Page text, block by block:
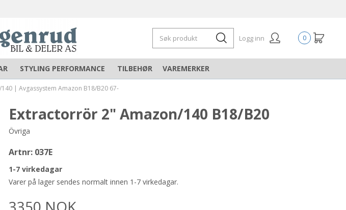
0
Logg inn
STYLING PERFORMANCE TILBEHØR VAREMERKER
| Avgassystem Amazon B18/B20 67-
Extractorrör 2" Amazon/140 B18/B20
Övriga
Artnr: 037E
1-7 virkedagar
Varer på lager sendes normalt innen 1-7 virkedagar.